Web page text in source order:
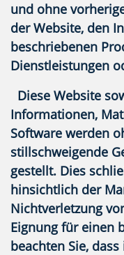
und ohne
der Website, den
beschriebenen
Dienstleistungen
Diese Website
Informationen,
Software werden
stillschweigende
gestellt. Dies
hinsichtlich der
Nichtverletzung
Eignung für einen
beachten Sie,